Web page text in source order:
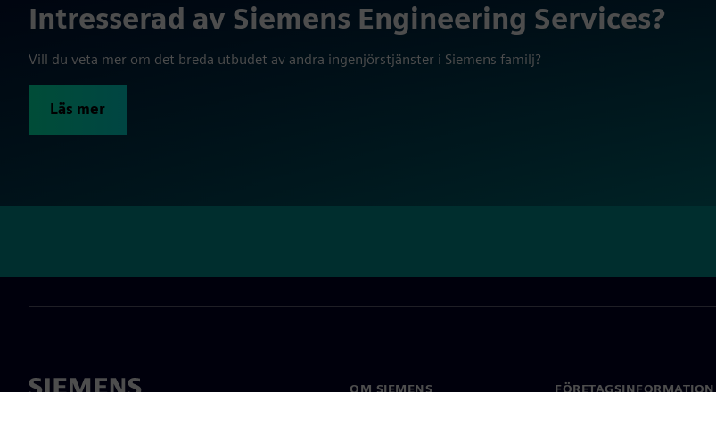
Intresserad av Siemens Engineering Services?
Vill du veta mer om det breda utbudet av andra ingenjörstjänster i Siemens familj?
Läs mer
OM SIEMENS FÖRETAGSINFORMATION